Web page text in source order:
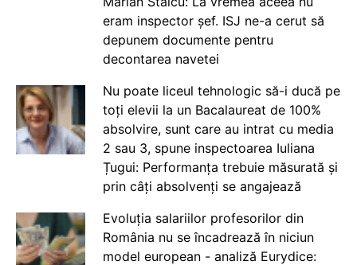
eram inspector șef. ISJ ne-a cerut să
depunem documente pentru
decontarea navetei
Nu poate liceul tehnologic să-i ducă pe
toți elevii la un Bacalaureat de 100%
absolvire, sunt care au intrat cu media
2 sau 3, spune inspectoarea Iuliana
Țugui: Performanța trebuie măsurată și
prin câți absolvenți se angajează
Evoluția salariilor profesorilor din
România nu se încadrează în niciun
model european - analiză Eurydice: